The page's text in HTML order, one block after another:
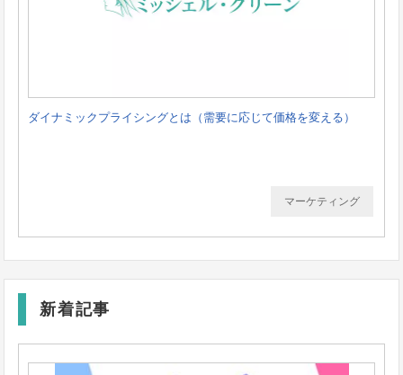
ダイナミックプライシングとは（需要に応じて価格を変える）
マーケティング
新着記事